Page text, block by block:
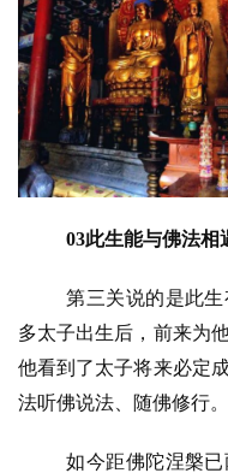
03此生能与佛法相
第三关说的是此
多太子出生后，前来为
他看到了太子将来必定
法听佛说法、随佛修行。
如今距佛陀涅槃